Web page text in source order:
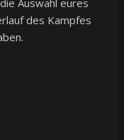
Auswahl eures
des Kampfes